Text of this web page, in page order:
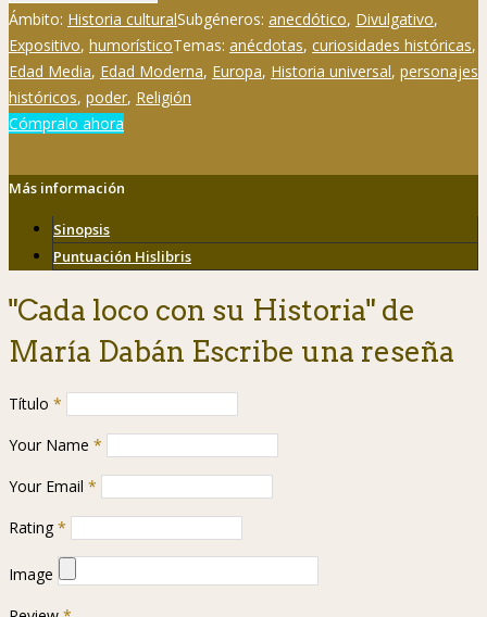
Ámbito: Historia culturalSubgéneros: anecdótico, Divulgativo,
Expositivo, humorísticoTemas: anécdotas, curiosidades históricas,
Edad Media, Edad Moderna, Europa, Historia universal, personajes
históricos, poder, Religión
Cómpralo ahora
Más información
Sinopsis
Puntuación Hislibris
"Cada loco con su Historia" de
María Dabán Escribe una reseña
Título *
Your Name *
Your Email *
Rating *
Image